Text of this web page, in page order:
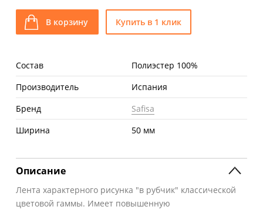
В корзину Купить в 1 клик
Состав
Полиэстер 100%
Производитель
Испания
Бренд
Safisa
Ширина
50 мм
Описание
Лента характерного рисунка "в рубчик" классической
цветовой гаммы. Имеет повышенную